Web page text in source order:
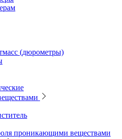
(дюрометры)